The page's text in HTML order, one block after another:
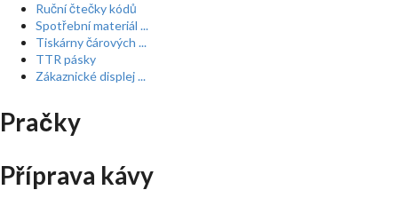
Ruční čtečky kódů
Spotřební materiál ...
Tiskárny čárových ...
TTR pásky
Zákaznické displej ...
Pračky
Příprava kávy